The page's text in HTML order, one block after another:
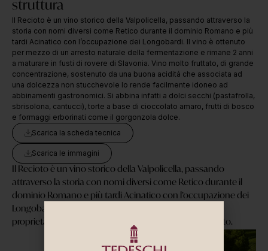
struttura
Il Recioto è un vino storico della Valpolicella, passando attraverso la
storia con nomi diversi come Retico durante il dominio Romano e più
tardi Acinatico con l’occupazione dei Longobardi. Il vino è ottenuto
per mezzo di un arresto naturale della fermentazione e rimane 2 anni
a maturare in fusti di rovere di Slavonia. Vino molto fruttato, di grande
concentrazione, sostenuto da una buona aciditá che associata ad
una dolcezza non stucchevole lo rende facilmente idoneo ad
abbinamenti gastronomici. Si abbina infatti a dolci secchi (pastafrolla,
sbrisolona, cantucci), torte a base di cioccolato amaro, frutti di bosco
e formaggi erborinati come il gorgonzola dolce.
Scarica la scheda tecnica
Scarica le immagini
Il Recioto è un vino storico della Valpolicella, passando
attraverso la storia con nomi diversi come Retico durante il
dominio Romano e più tardi Acinatico con l’occupazione dei
Longobardi.Prodotto con uve selezionate in vigneti di
proprietà e appassite per 4 mesi in ambiente controllato.